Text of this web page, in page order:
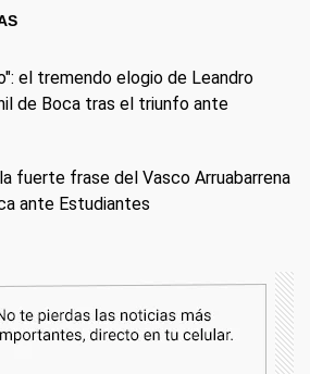
el tremendo elogio de Leandro
de Boca tras el triunfo ante
fuerte frase del Vasco Arruabarrena
ante Estudiantes